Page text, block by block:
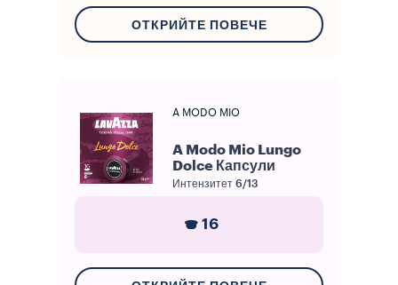
ОТКРИЙТЕ ПОВЕЧЕ
A MODO MIO
A Modo Mio Lungo
Dolce Капсули
Интензитет 6/13
16